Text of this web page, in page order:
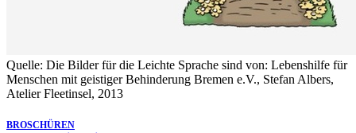
Quelle: Die Bilder für die Leichte Sprache sind von: Lebenshilfe für
Menschen mit geistiger Behinderung Bremen e.V., Stefan Albers,
Atelier Fleetinsel, 2013
BROSCHÜREN